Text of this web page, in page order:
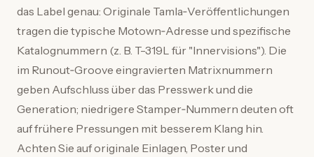
das Label genau: Originale Tamla‑Veröffentlichungen
tragen die typische Motown‑Adresse und spezifische
Katalognummern (z. B. T-319L für "Innervisions"). Die
im Runout‑Groove eingravierten Matrixnummern
geben Aufschluss über das Presswerk und die
Generation; niedrigere Stamper‑Nummern deuten oft
auf frühere Pressungen mit besserem Klang hin.
Achten Sie auf originale Einlagen, Poster und